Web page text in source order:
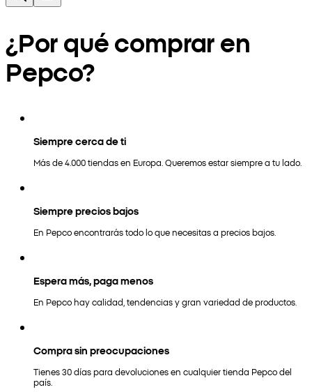
¿Por qué comprar en
Pepco?
Siempre cerca de ti
Más de 4.000 tiendas en Europa. Queremos estar siempre a tu lado.
Siempre precios bajos
En Pepco encontrarás todo lo que necesitas a precios bajos.
Espera más, paga menos
En Pepco hay calidad, tendencias y gran variedad de productos.
Compra sin preocupaciones
Tienes 30 días para devoluciones en cualquier tienda Pepco del
país.